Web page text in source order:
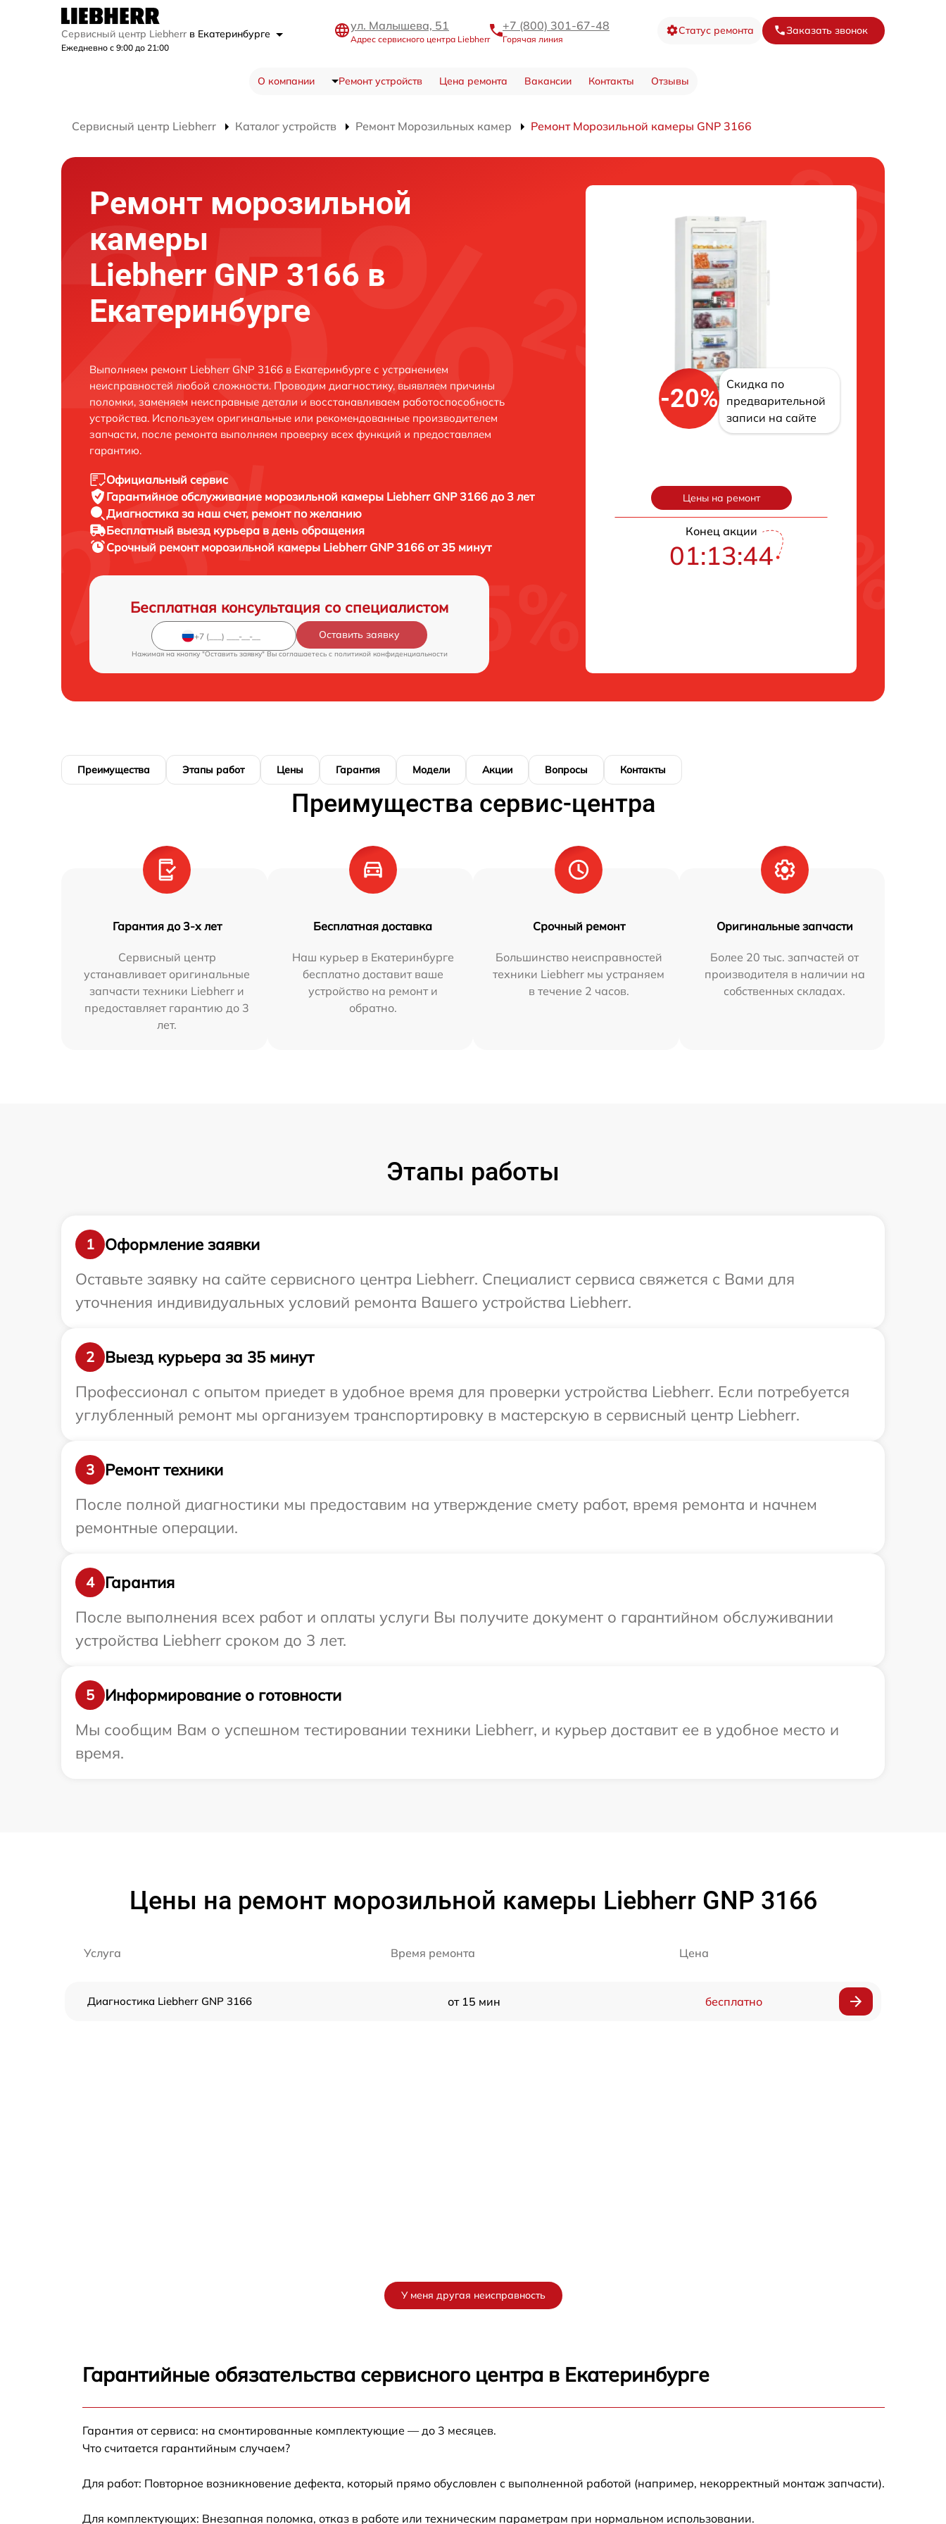
Сервисный центр Liebherr в Екатеринбурге
Ежедневно с 9:00 до 21:00
ул. Малышева, 51
Адрес сервисного центра Liebherr
+7 (800) 301-67-48
Горячая линия
Статус ремонта Заказать звонок
О компании Ремонт устройств Цена ремонта Вакансии Контакты Отзывы
Сервисный центр Liebherr Каталог устройств Ремонт Морозильных камер Ремонт Морозильной камеры GNP 3166
Ремонт морозильной
камеры
Liebherr GNP 3166 в
Екатеринбурге
Выполняем ремонт Liebherr GNP 3166 в Екатеринбурге с устранением
неисправностей любой сложности. Проводим диагностику, выявляем причины
поломки, заменяем неисправные детали и восстанавливаем работоспособность
устройства. Используем оригинальные или рекомендованные производителем
запчасти, после ремонта выполняем проверку всех функций и предоставляем
гарантию.
Официальный сервис
Гарантийное обслуживание морозильной камеры Liebherr GNP 3166 до 3 лет
Диагностика за наш счет, ремонт по желанию
Бесплатный выезд курьера в день обращения
Срочный ремонт морозильной камеры Liebherr GNP 3166 от 35 минут
Бесплатная консультация со специалистом
Оставить заявку
Нажимая на кнопку "Оставить заявку" Вы соглашаетесь c политикой конфиденциальности
-20%
Скидка по
предварительной
записи на сайте
Цены на ремонт
Конец акции
01:13:43
Преимущества Этапы работ Цены Гарантия Модели Акции Вопросы Контакты
Преимущества сервис-центра
Гарантия до 3-х лет
Сервисный центр
устанавливает оригинальные
запчасти техники Liebherr и
предоставляет гарантию до 3
лет.
Бесплатная доставка
Наш курьер в Екатеринбурге
бесплатно доставит ваше
устройство на ремонт и
обратно.
Срочный ремонт
Большинство неисправностей
техники Liebherr мы устраняем
в течение 2 часов.
Оригинальные запчасти
Более 20 тыс. запчастей от
производителя в наличии на
собственных складах.
Этапы работы
1
Оформление заявки
Оставьте заявку на сайте сервисного центра Liebherr. Специалист сервиса свяжется с Вами для
уточнения индивидуальных условий ремонта Вашего устройства Liebherr.
2
Выезд курьера за 35 минут
Профессионал с опытом приедет в удобное время для проверки устройства Liebherr. Если потребуется
углубленный ремонт мы организуем транспортировку в мастерскую в сервисный центр Liebherr.
3
Ремонт техники
После полной диагностики мы предоставим на утверждение смету работ, время ремонта и начнем
ремонтные операции.
4
Гарантия
После выполнения всех работ и оплаты услуги Вы получите документ о гарантийном обслуживании
устройства Liebherr сроком до 3 лет.
5
Информирование о готовности
Мы сообщим Вам о успешном тестировании техники Liebherr, и курьер доставит ее в удобное место и
время.
Цены на ремонт морозильной камеры Liebherr GNP 3166
Услуга Время ремонта Цена
Диагностика Liebherr GNP 3166 от 15 мин бесплатно
У меня другая неисправность
Гарантийные обязательства сервисного центра в Екатеринбурге
Гарантия от сервиса: на смонтированные комплектующие — до 3 месяцев.
Что считается гарантийным случаем?
Для работ: Повторное возникновение дефекта, который прямо обусловлен с выполненной работой (например, некорректный монтаж запчасти).
Для комплектующих: Внезапная поломка, отказ в работе или техническим параметрам при нормальном использовании.